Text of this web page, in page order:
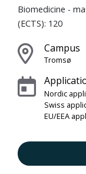
Biomedicine -
(ECTS): 120
Campus
Tromsø
Nordic
Swiss
EU/EEA